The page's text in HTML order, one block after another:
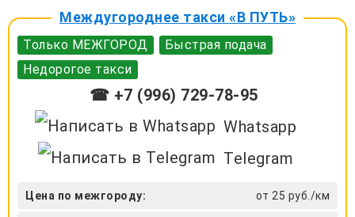
Междугороднее такси «В ПУТЬ»
Только МЕЖГОРОД
Быстрая подача
Недорогое такси
☎ +7 (996) 729-78-95
Whatsapp
Telegram
Цена по межгороду: от 25 руб./км